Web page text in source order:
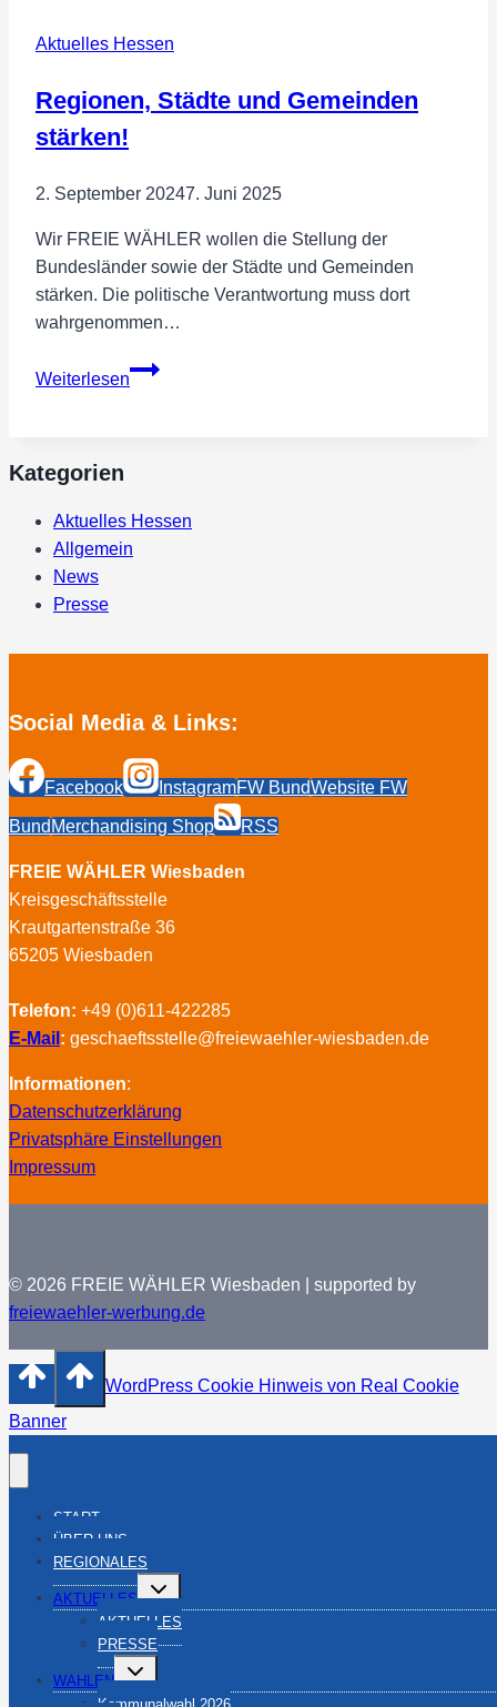
Hessen
Aktuelles Hessen
Regionen, Städte und Gemeinden
stärken!
2. September 20247. Juni 2025
Wir FREIE WÄHLER wollen die Stellung der
Bundesländer sowie der Städte und Gemeinden
stärken. Die politische Verantwortung muss dort
wahrgenommen…
Weiterlesen
Regionen,
Kategorien
Aktuelles Hessen
Allgemein
News
Presse
Social Media & Links:
Facebook InstagramFW BundWebsite FW
Bund Merchandising Shop RSS
FREIE WÄHLER Wiesbaden
Kreisgeschäftsstelle
Krautgartenstraße 36
65205 Wiesbaden
Telefon: +49 (0)611-422285
E-Mail : geschaeftsstelle@freiewaehler-wiesbaden.de
Informationen:
Datenschutzerklärung
Privatsphäre Einstellungen
Impressum
© 2026 FREIE WÄHLER Wiesbaden | supported by
freiewaehler-werbung.de
WordPress Cookie Hinweis von Real Cookie
Banner
START
ÜBER UNS
REGIONALES
AKTUELLES
Untermenü
umschalten
AKTUELLES
PRESSE
WAHLEN
Untermenü
umschalten
Kommunalwahl 2026